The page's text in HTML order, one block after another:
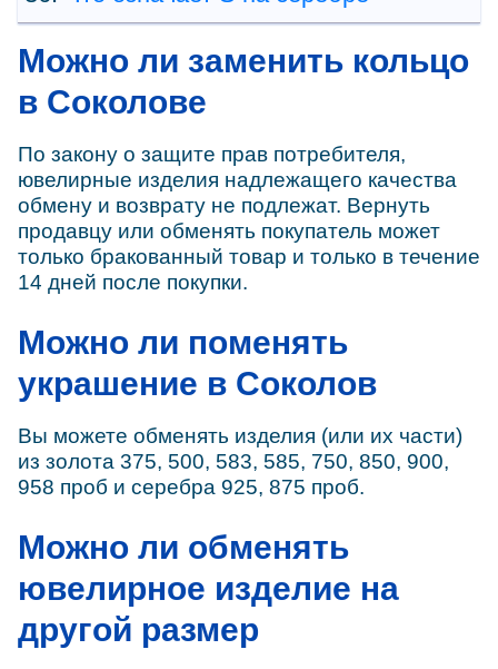
Можно ли заменить кольцо
в Соколове
По закону о защите прав потребителя,
ювелирные изделия надлежащего качества
обмену и возврату не подлежат. Вернуть
продавцу или обменять покупатель может
только бракованный товар и только в течение
14 дней после покупки.
Можно ли поменять
украшение в Соколов
Вы можете обменять изделия (или их части)
из золота 375, 500, 583, 585, 750, 850, 900,
958 проб и серебра 925, 875 проб.
Можно ли обменять
ювелирное изделие на
другой размер